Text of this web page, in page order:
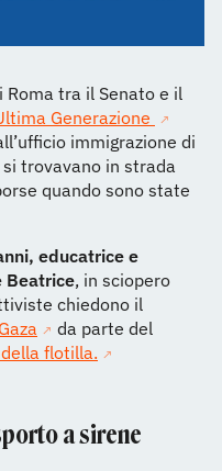
Roma tra il Senato e il
Generazione
immigrazione di
trovavano in strada
quando sono state
educatrice e
Beatrice, in sciopero
chiedono il
da parte del
flotilla.
a sirene